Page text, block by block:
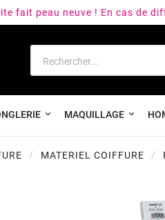
fait peau neuve ! En cas de
MAQUILLAGE
MATERIEL COIFFURE